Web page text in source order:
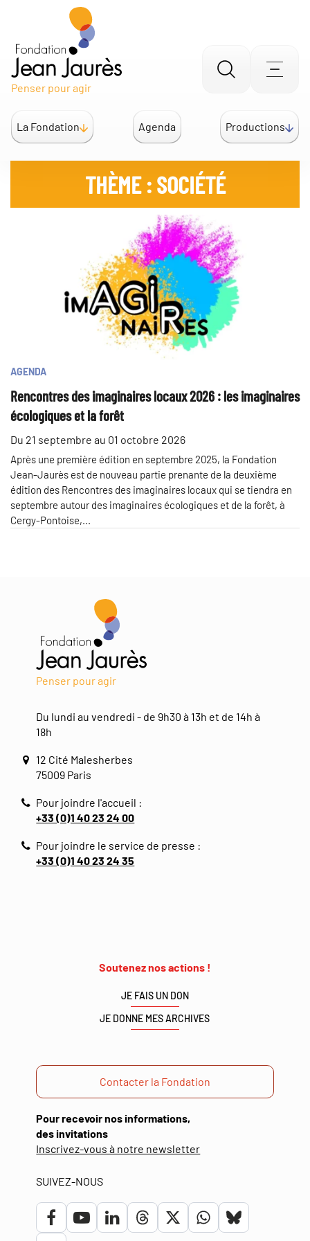
Penser pour agir
Aller
la
recherche
La Fondation Agenda Productions
THÈME :SOCIÉTÉ
AGENDA
Rencontres des imaginaires locaux 2026 : les imaginaires
écologiques et la forêt
Du 21 septembre au 01 octobre 2026
Après une première édition en septembre 2025, la Fondation
Jean-Jaurès est de nouveau partie prenante de la deuxième
édition des Rencontres des imaginaires locaux qui se tiendra en
septembre autour des imaginaires écologiques et de la forêt, à
Cergy-Pontoise,...
Penser pour agir
Du lundi au vendredi - de 9h30 à 13h et de 14h à
18h
12 Cité Malesherbes
75009 Paris
Pour joindre l'accueil :
+33 (0)1 40 23 24 00
Pour joindre le service de presse :
+33 (0)1 40 23 24 35
Soutenez nos actions !
JE FAIS UN DON
JE DONNE MES ARCHIVES
Contacter la Fondation
Pour recevoir nos informations,
des invitations
Inscrivez-vous à notre newsletter(ouverture
fenêtre)
SUIVEZ-NOUS
LienLienLienLienLienLienLien